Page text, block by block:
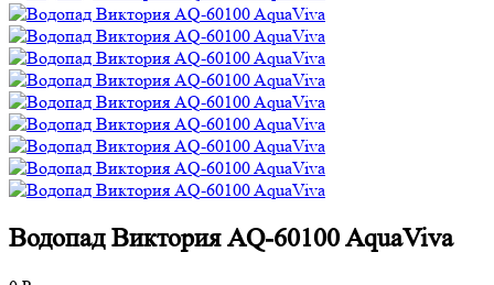
Водопад Виктория AQ-60100 AquaViva